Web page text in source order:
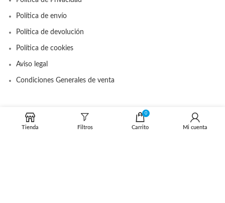
Política de envío
Política de devolución
Política de cookies
Aviso legal
Condiciones Generales de venta
DISTRIBUIDOR OFICIAL
Tienda Filtros
0
Carrito Mi cuenta